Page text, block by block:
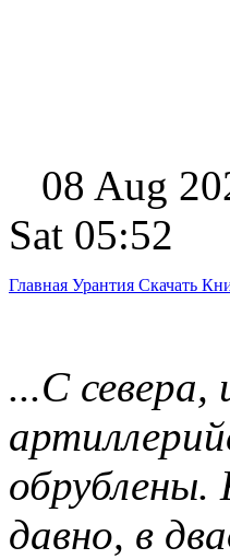
08 Aug
Sat 05:52
Главная Урантия Скачать
...С севера,
давно, в